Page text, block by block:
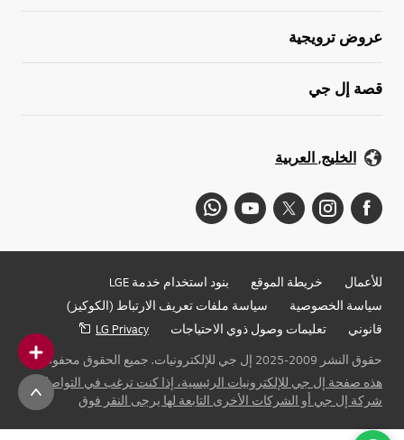
عروض ترويجية
قصة إل جي
الخليج, العربية
للأعمال خريطة الموقع
بنود استخدام خدمة LGE
سياسة الخصوصية
سياسة ملفات تعريف الارتباط (الكوكيز)
قانوني
تعليمات وصول ذوي الاحتياجات
LG Privacy
حقوق النشر 2009-2025 إل جي للإلكترونيات. جميع الحقوق محفوظة
هذه صفحة إل جي للإلكترونيات الرئيسية، إذا كنت ترغب في التواصل مع
شركة إل جي أو الشركات الأخرى التابعة لها يرجى النقر فوق